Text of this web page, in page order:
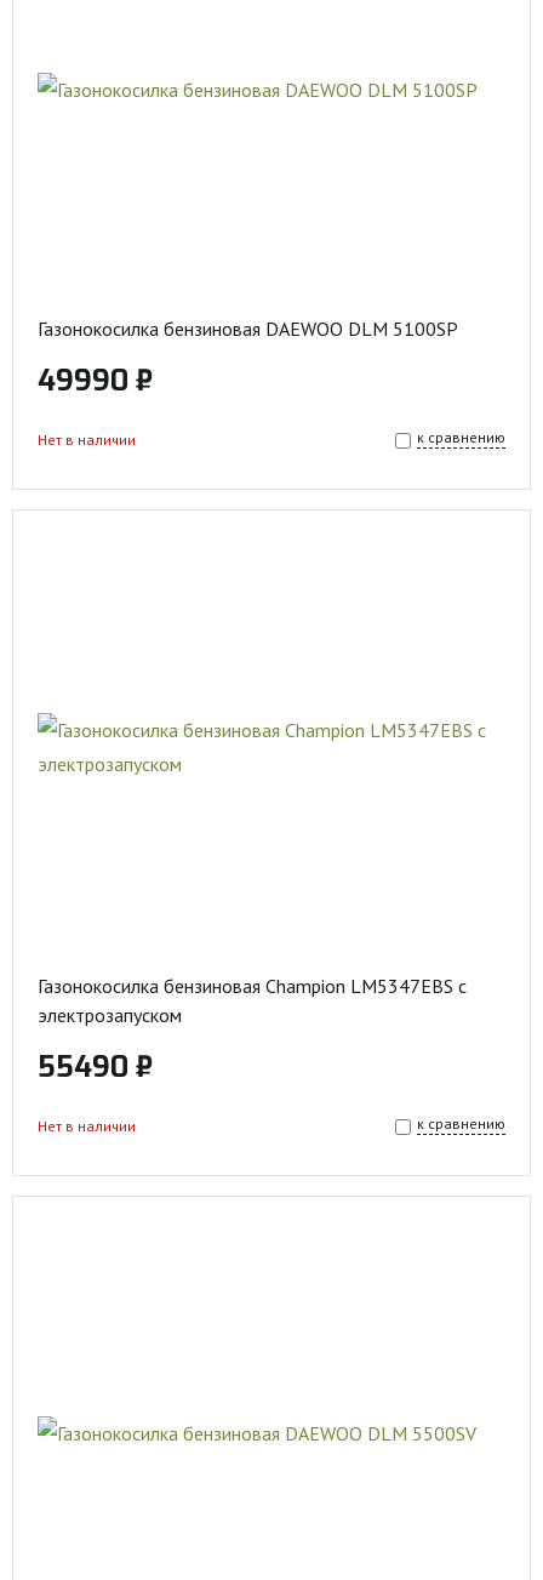
Газонокосилка бензиновая DAEWOO DLM 5100SP
49990 ₽
к сравнению
Нет в наличии
Газонокосилка бензиновая Champion LM5347EBS с
электрозапуском
55490 ₽
к сравнению
Нет в наличии